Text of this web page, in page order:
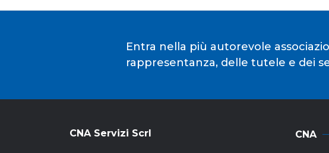
Entra nella più autorevole
rappresentanza, delle tutele e dei
CNA Servizi Scrl CNA